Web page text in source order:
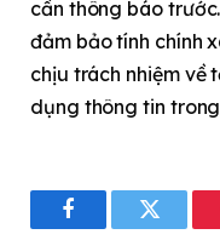
cần thông báo
đảm bảo tính chính
chịu trách nhiệm về
dụng thông tin
FacebookTwitter